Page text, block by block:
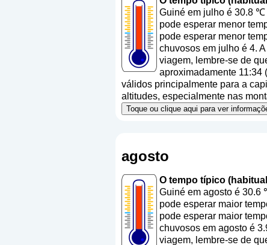
Guiné em julho é 30.8
pode esperar menor
pode esperar menor
chuvosos em julho é 4.
viagem, lembre-se de
aproximadamente 11:34
válidos principalmente para a
altitudes, especialmente nas
Toque ou clique aqui para ver
agosto
O tempo típico
Guiné em agosto é
pode esperar maior
pode esperar maior
chuvosos em agosto é
viagem, lembre-se de